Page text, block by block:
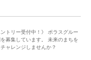
トリー受付中！》 ポラスグルー
募集しています。 未来のまちを
ャレンジしませんか？